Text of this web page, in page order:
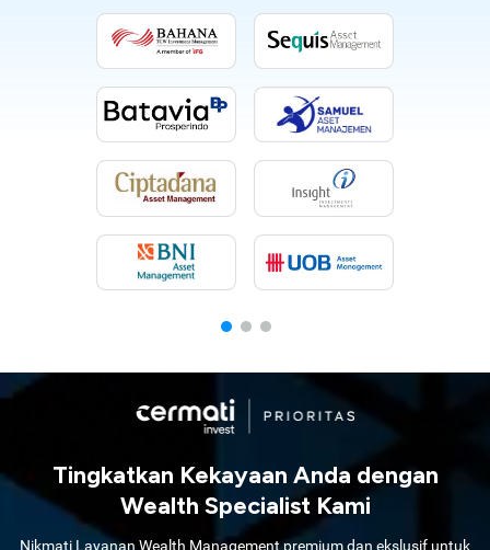
Tingkatkan Kekayaan Anda dengan
Wealth Specialist Kami
Nikmati Layanan Wealth Management premium dan ekslusif untuk